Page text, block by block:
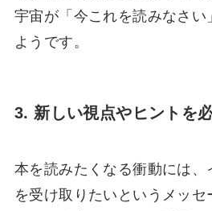
宇宙が「今これを読みなさい
ようです。
3. 新しい視点やヒントを
本を読みたくなる衝動には、
を受け取りたいというメッ